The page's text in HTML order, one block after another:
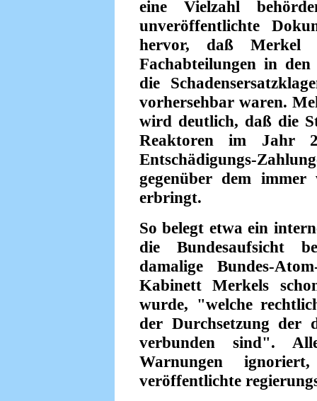
eine Vielzahl
unveröffentlichte
hervor, daß
Fachabteilungen in
die
vorhersehbar waren.
wird deutlich, daß die
Reaktoren im Jahr
Entschädigungs-
gegenüber dem immer
erbringt.
So belegt etwa ein
die Bundesaufsicht
damalige Bundes-
Kabinett Merkels
wurde, "welche
der Durchsetzung der
verbunden sind".
Warnungen
veröffentlichte